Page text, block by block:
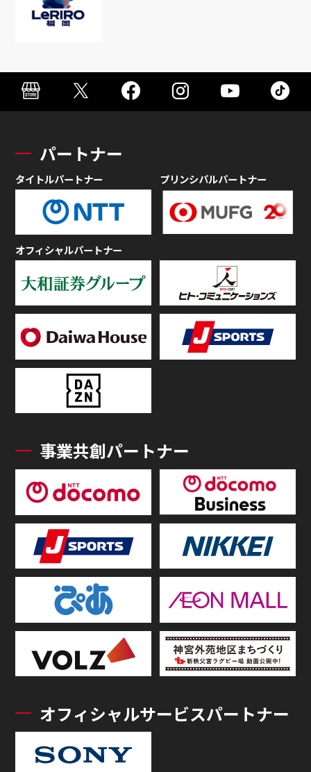
パートナー
タイトルパートナー プリンシパルパートナー
オフィシャルパートナー
事業共創パートナー
オフィシャルサービスパートナー